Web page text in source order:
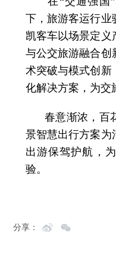
下，旅游客运行业
凯客车以场景定义
与公交旅游融合创
术突破与模式创新
化解决方案，为交
春意渐浓，百
景智慧出行方案为
出游保驾护航，
验。
分享：